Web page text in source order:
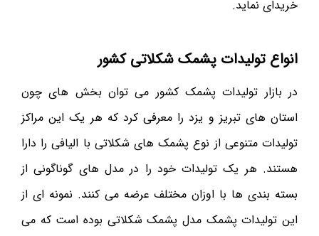
خریدای نماید.
انواع تولیدات پشمک شکلاتی کشور
در بازار تولیدات پشمک کشور می توان بخش های چون
استان های تبریز و یزد را معرفی کرد که هر یک این مراکز
تولیدات متنوعی از نوع پشمک های شکلاتی با الیافی را دارا
هستند. هر یک تولیدات خود را در مدل های گوناگونی از
بسته بندی ها با اوزان مختلف عرضه می کنند. نمونه ای از
این تولیدات پشمک مدل پشمک شکلاتی بوده است که می